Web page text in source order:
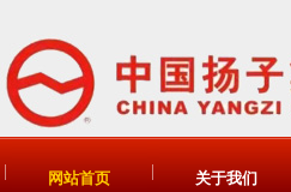
网站首页 关于我们